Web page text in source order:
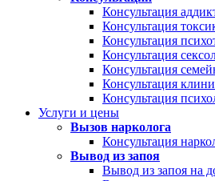
Консультация
Консультация
Консультация
Консультация
Консультация
Консультация
Консультация
Услуги и цены
Вызов нарколога
Консультация
Вывод из запоя
Вывод из запоя на